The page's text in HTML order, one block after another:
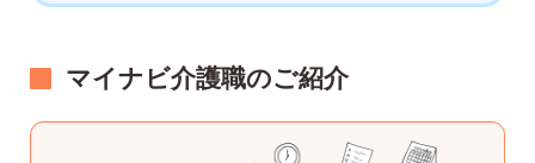
マイナビ介護職のご紹介